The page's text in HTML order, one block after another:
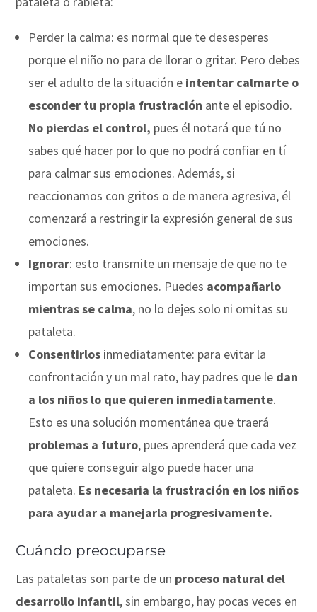
Perder la calma: es normal que te desesperes
porque el niño no para de llorar o gritar. Pero debes
ser el adulto de la situación e intentar calmarte o
esconder tu propia frustración ante el episodio.
No pierdas el control, pues él notará que tú no
sabes qué hacer por lo que no podrá confiar en tí
para calmar sus emociones. Además, si
reaccionamos con gritos o de manera agresiva, él
comenzará a restringir la expresión general de sus
emociones.
Ignorar: esto transmite un mensaje de que no te
importan sus emociones. Puedes acompañarlo
mientras se calma, no lo dejes solo ni omitas su
pataleta.
Consentirlos inmediatamente: para evitar la
confrontación y un mal rato, hay padres que le dan
a los niños lo que quieren inmediatamente.
Esto es una solución momentánea que traerá
problemas a futuro, pues aprenderá que cada vez
que quiere conseguir algo puede hacer una
pataleta. Es necesaria la frustración en los niños
para ayudar a manejarla progresivamente.
Cuándo preocuparse
Las pataletas son parte de un proceso natural del
desarrollo infantil, sin embargo, hay pocas veces en